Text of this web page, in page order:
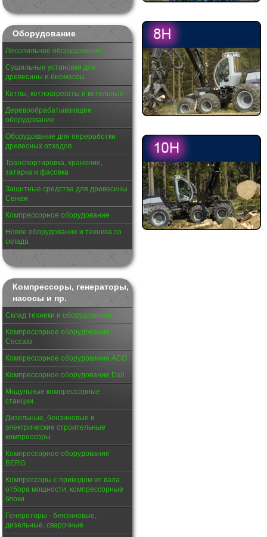
Оборудование
Лесопильное оборудование
Сушильные установки для
древесины и биомассы
Котлы, котлоагрегаты и котельные
Деревообрабатывающее
оборудование
Оборудование для переработки
древесных отходов
Транспортировка, хранение,
затарка и фасовка
Защитные средства для древесины
Сенеж
Компрессорное оборудование
Новое оборудование и техника со
склада
Компрессоры, генераторы,
насосы и пр.
Склад техники и оборудования
Компрессорное оборудование
Ceccato
Компрессорное оборудование АСО
Компрессорное оборудование Dali
Модульные компрессорные
станции
Дизельные, бензиновые и
электрические строительные
компрессоры
Компрессорное оборудование
BERG
Компрессоры с приводом от вала
отбора мощности, компрессорные
блоки
Генераторы - бензиновые,
дизельные, сварочные